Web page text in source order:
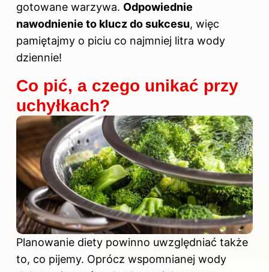
gotowane warzywa. Odpowiednie
nawodnienie to klucz do sukcesu, więc
pamiętajmy o piciu co najmniej litra wody
dziennie!
Co pić, a czego unikać przy
uchyłkach?
Planowanie diety powinno uwzględniać także
to, co pijemy. Oprócz wspomnianej wody